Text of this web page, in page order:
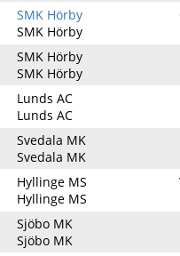
SMK Hörby
SMK Hörby
SMK Hörby
SMK Hörby
Lunds AC
Lunds AC
Svedala MK
Svedala MK
Hyllinge MS
Hyllinge MS
Sjöbo MK
Sjöbo MK